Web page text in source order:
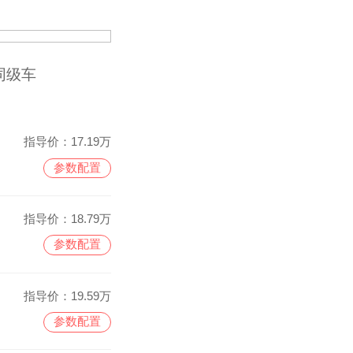
级车
指导价： 17.19万
参数配置
指导价： 18.79万
参数配置
指导价： 19.59万
参数配置